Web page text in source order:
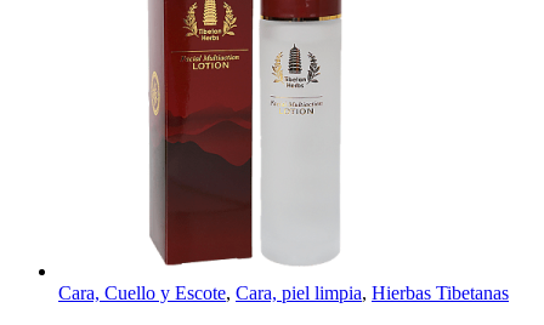
Cara, Cuello y Escote, Cara, piel limpia, Hierbas Tibetanas